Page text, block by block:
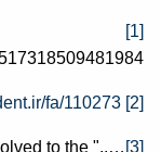
[1]
[2]
fa/110273
[3]
to the